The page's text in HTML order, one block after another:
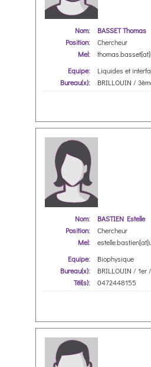
Nom:
BASSET Thomas
Position:
Chercheur
Mel:
Equipe:
Liquides et
Bureau(x):
BRILLOUIN /
Nom:
BASTIEN Estelle
Position:
Chercheur
Mel:
Equipe:
Biophysique
Bureau(x):
BRILLOUIN / 1er
Tél(s):
0472448155